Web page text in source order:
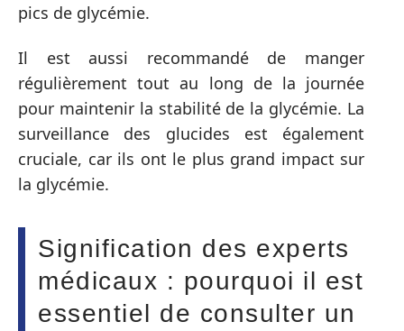
pics de glycémie.
Il est aussi recommandé de manger
régulièrement tout au long de la journée
pour maintenir la stabilité de la glycémie. La
surveillance des glucides est également
cruciale, car ils ont le plus grand impact sur
la glycémie.
Signification des experts
médicaux : pourquoi il est
essentiel de consulter un